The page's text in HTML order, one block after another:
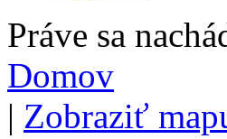
Práve sa
Domov
| Zobraziť